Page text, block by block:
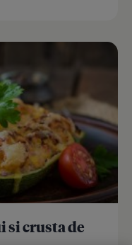
si crusta de